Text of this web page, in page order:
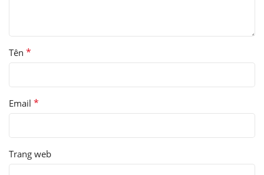
Tên *
Email *
Trang web